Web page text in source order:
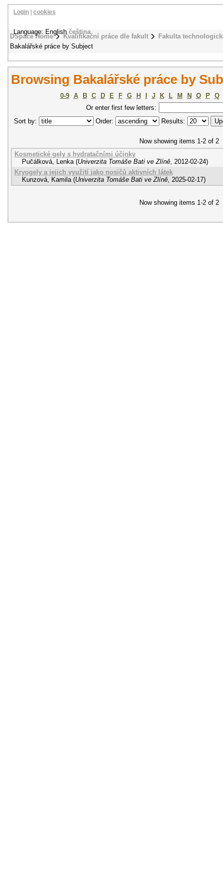
DSpace Home Kvalifikační práce dle fakult
Fakulta
Bakalářské práce by Subject
Login cookies
Language: Englishčeština
Browsing Bakalářské práce by
0-9 A B C D E F G H J K L M N O P
Q
Or enter first few letters:
Sort by:
Order: Results:
Now showing items 1-2 of 2
Kosmetické gely s hydratačními účinky
Pučálková, Lenka (Univerzita Tomáše Bati ve Zlíně, 2012-02-24)
Kryogely a jejich využití jako nosičů aktivních látek
Kunzová, Kamila (Univerzita Tomáše Bati ve Zlíně, 2025-02-17)
Now showing items 1-2 of 2